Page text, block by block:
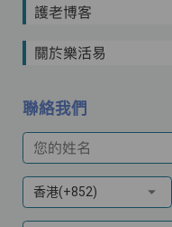
護老博客
關於樂活易
聯絡我們
您的姓名
香港(+852)